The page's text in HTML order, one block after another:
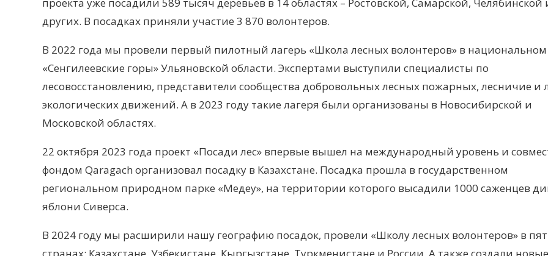
других. В посадках приняли участие 3 870 волонтеров.
В 2022 года мы провели первый пилотный лагерь «Школа лесных волонтеров» в национальном
«Сенгилеевские горы» Ульяновской области. Экспертами выступили специалисты по
лесовосстановлению, представители сообщества добровольных лесных пожарных, лесничие и
экологических движений. А в 2023 году такие лагеря были организованы в Новосибирской и
Московской областях.
22 октября 2023 года проект «Посади лес» впервые вышел на международный уровень и
фондом Qaragach организовал посадку в Казахстане. Посадка прошла в государственном
региональном природном парке «Медеу», на территории которого высадили 1000 саженцев
яблони Сиверса.
В 2024 году мы расширили нашу географию посадок, провели «Школу лесных волонтеров» в